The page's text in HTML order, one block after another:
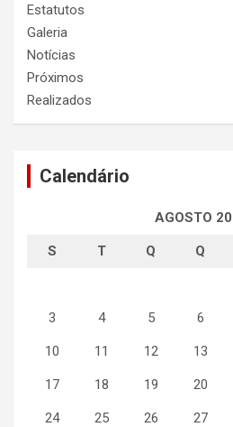
Estatutos
Galeria
Notícias
Próximos
Realizados
Calendário
AGOSTO
S T Q Q
3 4 5 6
10 11 12 13
17 18 19 20
24 25 26 27